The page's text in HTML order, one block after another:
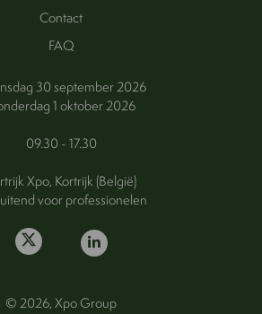
Contact
FAQ
30 september 2026
1 oktober 2026
09.30 - 17.30
Xpo, Kortrijk (België)
voor professionelen
© 2026, Xpo Group